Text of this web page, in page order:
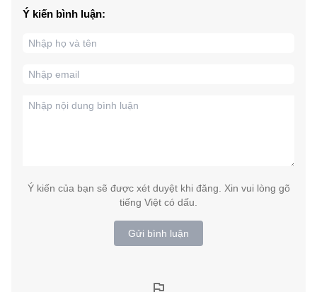
Ý kiến bình luận:
Ý kiến của bạn sẽ được xét duyệt khi đăng. Xin vui lòng gõ
tiếng Việt có dấu.
Gửi bình luận